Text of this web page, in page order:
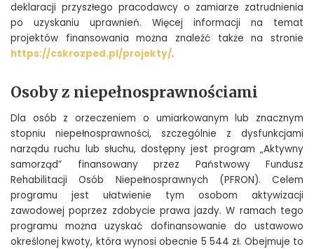
deklaracji przyszłego pracodawcy o zamiarze zatrudnienia
po uzyskaniu uprawnień. Więcej informacji na temat
projektów finansowania można znaleźć także na stronie
https://cskrozped.pl/projekty/.
Osoby z niepełnosprawnościami
Dla osób z orzeczeniem o umiarkowanym lub znacznym
stopniu niepełnosprawności, szczególnie z dysfunkcjami
narządu ruchu lub słuchu, dostępny jest program „Aktywny
samorząd” finansowany przez Państwowy Fundusz
Rehabilitacji Osób Niepełnosprawnych (PFRON). Celem
programu jest ułatwienie tym osobom aktywizacji
zawodowej poprzez zdobycie prawa jazdy. W ramach tego
programu można uzyskać dofinansowanie do ustawowo
określonej kwoty, która wynosi obecnie 5 544 zł. Obejmuje to